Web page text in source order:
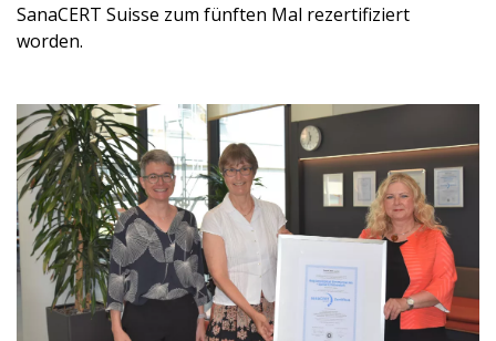
SanaCERT Suisse zum fünften Mal rezertifiziert
worden.